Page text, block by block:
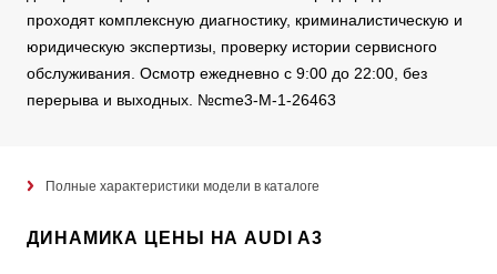
проходят комплексную диагностику, криминалистическую и
юридическую экспертизы, проверку истории сервисного
обслуживания. Осмотр ежедневно с 9:00 до 22:00, без
перерыва и выходных. №cme3-M-1-26463
Полные характеристики модели в каталоге
ДИНАМИКА ЦЕНЫ НА AUDI A3